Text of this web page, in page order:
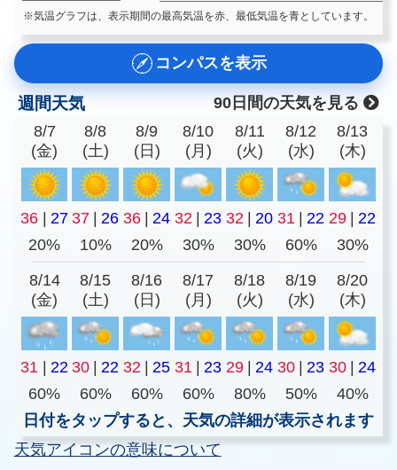
※気温グラフは、表示期間の最高気温を赤、最低気温を青としています。
コンパスを表示
週間天気
90日間の天気を見る
8/7
(金)
8/8
(土)
8/9
(日)
8/10
(月)
8/11
(火)
8/12
(水)
8/13
(木)
36 | 27 37 | 26 36 | 24 32 | 23 32 | 20 31 | 22 29 | 22
20%
10% 20% 30% 30% 60% 30%
8/14
(金)
8/15
(土)
8/16
(日)
8/17
(月)
8/18
(火)
8/19
(水)
8/20
(木)
31 | 22 30 | 22 32 | 25 31 | 23 29 | 24 30 | 23 30 | 24
60%
60% 60% 60% 80% 50%
40%
日付をタップすると、天気の詳細が表示されます
天気アイコンの意味について